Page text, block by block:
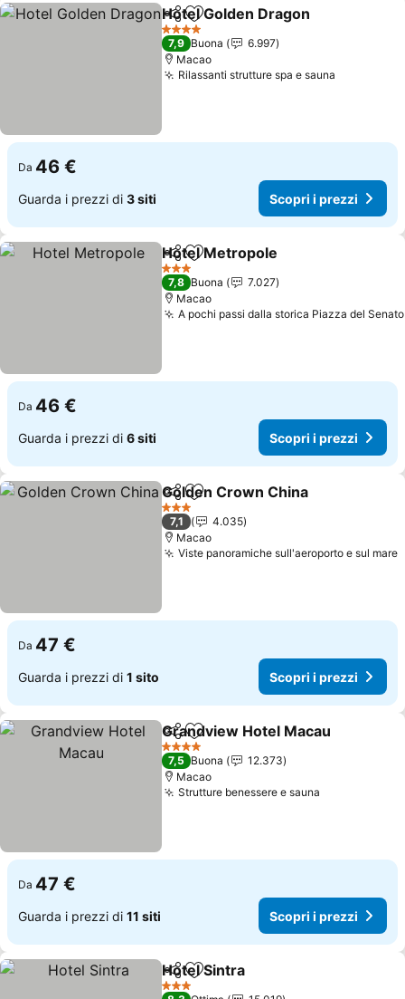
CondividiAggiungi ai preferiti
Hotel Golden Dragon
4 Stelle
7,9 Buona
6.997
Macao
Rilassanti strutture spa e sauna
Da 46 €
Guarda i prezzi di 3 siti Scopri i prezzi
CondividiAggiungi ai preferiti
Hotel Metropole
3 Stelle
7,8 Buona
7.027
Macao
A pochi passi dalla storica Piazza del Senato
Da 46 €
Guarda i prezzi di 6 siti Scopri i prezzi
CondividiAggiungi ai preferiti
Golden Crown China
3 Stelle
7,1
4.035
Macao
Viste panoramiche sull'aeroporto e sul mare
Da 47 €
Guarda i prezzi di 1 sito Scopri i prezzi
CondividiAggiungi ai preferiti
Grandview Hotel Macau
4 Stelle
7,5 Buona
12.373
Macao
Strutture benessere e sauna
Da 47 €
Guarda i prezzi di 11 siti Scopri i prezzi
CondividiAggiungi ai preferiti
Hotel Sintra
3 Stelle